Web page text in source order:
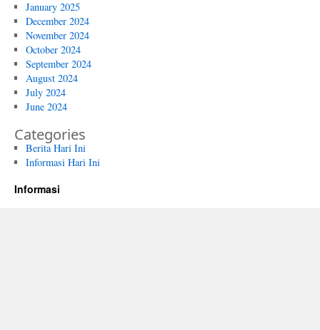
January 2025
December 2024
November 2024
October 2024
September 2024
August 2024
July 2024
June 2024
Categories
Berita Hari Ini
Informasi Hari Ini
Informasi